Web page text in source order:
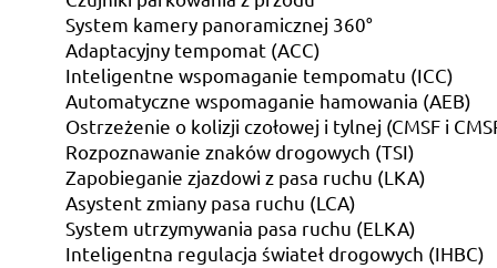
System kamery panoramicznej 360°
Adaptacyjny tempomat (ACC)
Inteligentne wspomaganie tempomatu (ICC)
Automatyczne wspomaganie hamowania (AEB)
Ostrzeżenie o kolizji czołowej i tylnej (CMSF i
Rozpoznawanie znaków drogowych (TSI)
Zapobieganie zjazdowi z pasa ruchu (LKA)
Asystent zmiany pasa ruchu (LCA)
System utrzymywania pasa ruchu (ELKA)
Inteligentna regulacja świateł drogowych (IHBC)